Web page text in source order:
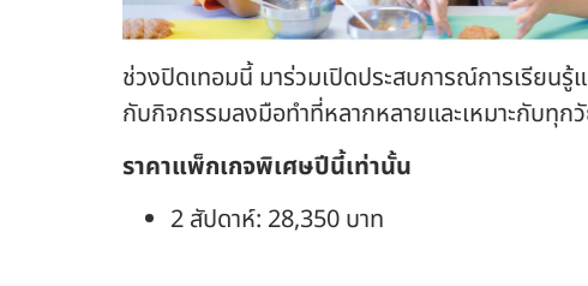
ช่วงปิดเทอมนี้ มาร่วมเปิดประสบการณ์การเรียนรู้
กับกิจกรรมลงมือทำที่หลากหลายและเหมาะกับทุก
ราคาแพ็กเกจพิเศษปีนี้เท่านั้น
2 สัปดาห์: 28,350 บาท